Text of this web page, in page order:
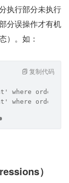
执行部分未执行
分误操作才有机
）。如：
where
where
复制代码
）